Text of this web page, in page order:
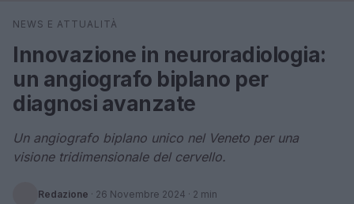
Cerca
NEWS E ATTUALITÀ
Innovazione in neuroradiologia:
un angiografo biplano per
diagnosi avanzate
Un angiografo biplano unico nel Veneto per una
visione tridimensionale del cervello.
Redazione · 26 Novembre 2024 · 2 min